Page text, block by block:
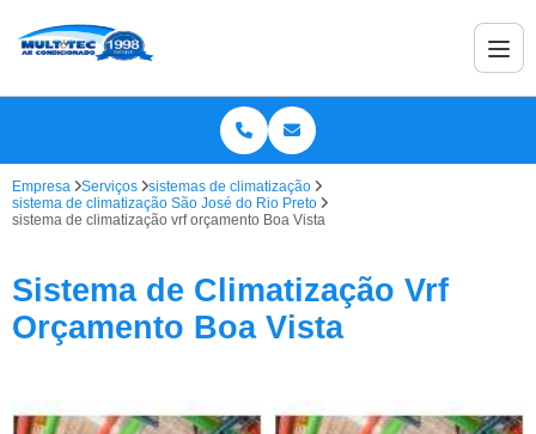
Empresa Serviços
sistemas de climatização
sistema de climatização São José do Rio Preto
sistema de climatização vrf orçamento Boa Vista
Sistema de Climatização Vrf
Orçamento Boa Vista